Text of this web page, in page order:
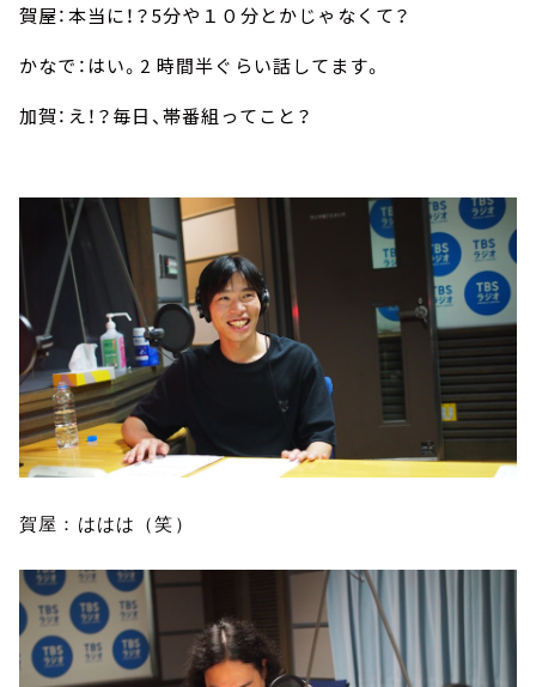
賀屋：本当に！？5分や１０分とかじゃなくて？
かなで：はい。2 時間半ぐらい話してます。
加賀：え！？毎日、帯番組ってこと？
賀屋：ははは（笑）